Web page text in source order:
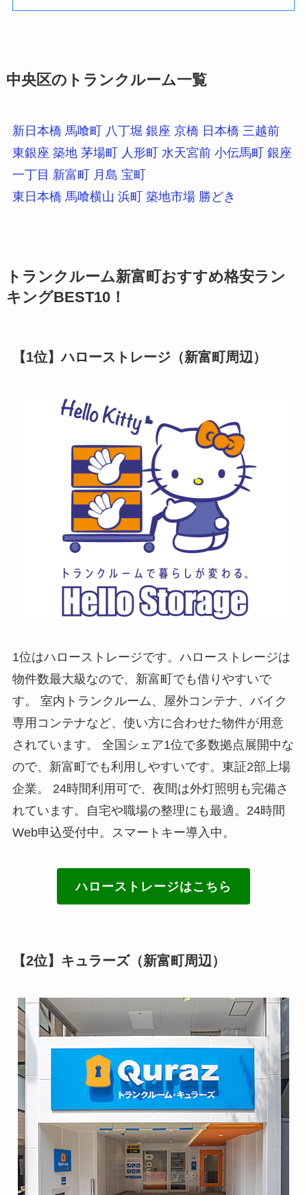
中央区のトランクルーム一覧
新日本橋 馬喰町 八丁堀 銀座 京橋 日本橋 三越前
東銀座 築地 茅場町 人形町 水天宮前 小伝馬町 銀座
一丁目 新富町 月島 宝町
東日本橋 馬喰横山 浜町 築地市場 勝どき
トランクルーム新富町おすすめ格安ラン
キングBEST10！
【1位】ハローストレージ（新富町周辺）
1位はハローストレージです。ハローストレージは
物件数最大級なので、新富町でも借りやすいで
す。 室内トランクルーム、屋外コンテナ、バイク
専用コンテナなど、使い方に合わせた物件が用意
されています。 全国シェア1位で多数拠点展開中な
ので、新富町でも利用しやすいです。東証2部上場
企業。 24時間利用可で、夜間は外灯照明も完備さ
れています。自宅や職場の整理にも最適。24時間
Web申込受付中。スマートキー導入中。
ハローストレージはこちら
【2位】キュラーズ（新富町周辺）